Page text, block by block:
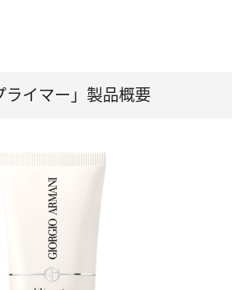
ライマー」製品概要